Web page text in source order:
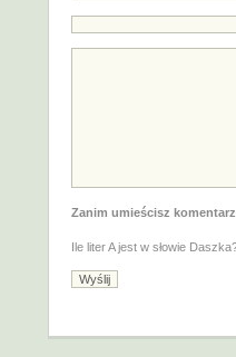
Zanim umieścisz
Ile liter A jest w słowie